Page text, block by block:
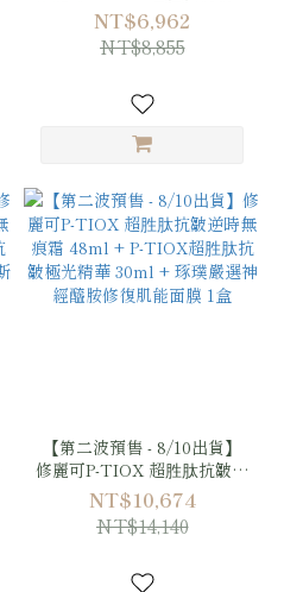
時無痕霜 48ml + 琢璞嚴選
神經醯胺修復肌能面膜 3盒
NT$6,962
NT$8,855
【第二波預售 - 8/10出貨】
修麗可P-TIOX 超胜肽抗皺逆
時無痕霜 48ml + P-TIOX超
胜肽抗皺極光精華 30ml +
琢璞嚴選神經醯胺修復肌能
NT$10,674
NT$14,140